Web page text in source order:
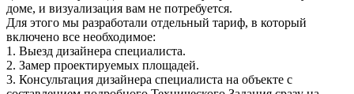
доме, и визуализация вам не потребуется.
Для этого мы разработали отдельный тариф, в который
включено все необходимое:
1. Выезд дизайнера специалиста.
2. Замер проектируемых площадей.
3. Консультация дизайнера специалиста на объекте с